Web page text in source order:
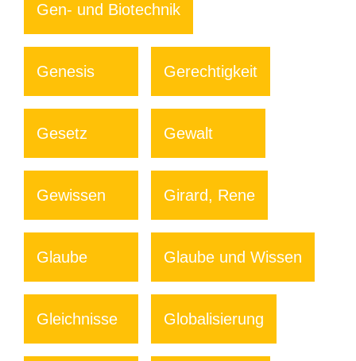
Gen- und Biotechnik
Genesis Gerechtigkeit
Gesetz Gewalt
Gewissen Girard, Rene
Glaube Glaube und Wissen
Gleichnisse Globalisierung